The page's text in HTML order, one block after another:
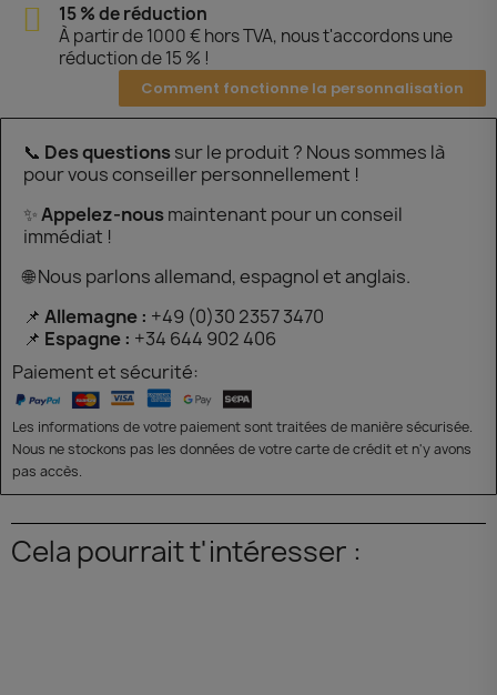
15 % de réduction
À partir de 1000 € hors TVA, nous t'accordons une
réduction de 15 % !
Comment fonctionne la personnalisation
📞 Des questionssur le produit ? Nous sommes là
pour vous conseiller personnellement !
✨Appelez-nousmaintenant pour un conseil
immédiat !
🌐 Nous parlons allemand, espagnol et anglais.
📌 Allemagne : +49 (0)30 2357 3470
📌 Espagne : +34 644 902 406
Paiement et sécurité:
Les informations de votre paiement sont traitées de manière sécurisée.
Nous ne stockons pas les données de votre carte de crédit et n'y avons
pas accès.
Cela pourrait t'intéresser :